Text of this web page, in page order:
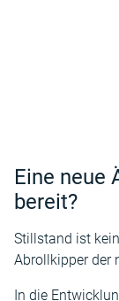
Eine neue
bereit?
Stillstand ist
Abrollkipper der
In die